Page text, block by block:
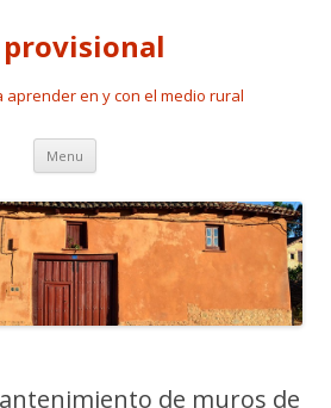
provisional
aprender en y con el medio rural
Menu Skip to content
de muros de